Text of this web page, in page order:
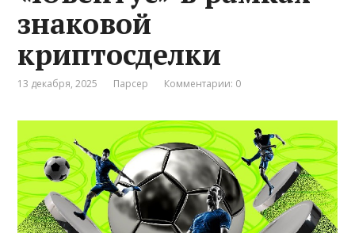
знаковой
криптосделки
13 декабря, 2025 Парсер Комментарии: 0